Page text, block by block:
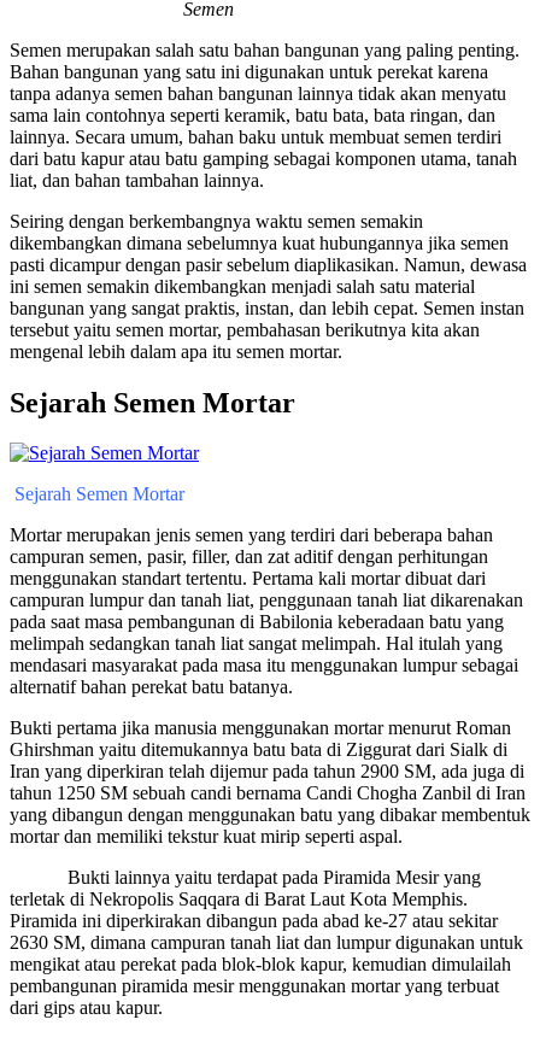
Semen
Semen merupakan salah satu bahan bangunan yang paling penting.
Bahan bangunan yang satu ini digunakan untuk perekat karena
tanpa adanya semen bahan bangunan lainnya tidak akan menyatu
sama lain contohnya seperti keramik, batu bata, bata ringan, dan
lainnya. Secara umum, bahan baku untuk membuat semen terdiri
dari batu kapur atau batu gamping sebagai komponen utama, tanah
liat, dan bahan tambahan lainnya.
Seiring dengan berkembangnya waktu semen semakin
dikembangkan dimana sebelumnya kuat hubungannya jika semen
pasti dicampur dengan pasir sebelum diaplikasikan. Namun, dewasa
ini semen semakin dikembangkan menjadi salah satu material
bangunan yang sangat praktis, instan, dan lebih cepat. Semen instan
tersebut yaitu semen mortar, pembahasan berikutnya kita akan
mengenal lebih dalam apa itu semen mortar.
Sejarah Semen Mortar
Sejarah Semen Mortar
Mortar merupakan jenis semen yang terdiri dari beberapa bahan
campuran semen, pasir, filler, dan zat aditif dengan perhitungan
menggunakan standart tertentu. Pertama kali mortar dibuat dari
campuran lumpur dan tanah liat, penggunaan tanah liat dikarenakan
pada saat masa pembangunan di Babilonia keberadaan batu yang
melimpah sedangkan tanah liat sangat melimpah. Hal itulah yang
mendasari masyarakat pada masa itu menggunakan lumpur sebagai
alternatif bahan perekat batu batanya.
Bukti pertama jika manusia menggunakan mortar menurut Roman
Ghirshman yaitu ditemukannya batu bata di Ziggurat dari Sialk di
Iran yang diperkiran telah dijemur pada tahun 2900 SM, ada juga di
tahun 1250 SM sebuah candi bernama Candi Chogha Zanbil di Iran
yang dibangun dengan menggunakan batu yang dibakar membentuk
mortar dan memiliki tekstur kuat mirip seperti aspal.
Bukti lainnya yaitu terdapat pada Piramida Mesir yang
terletak di Nekropolis Saqqara di Barat Laut Kota Memphis.
Piramida ini diperkirakan dibangun pada abad ke-27 atau sekitar
2630 SM, dimana campuran tanah liat dan lumpur digunakan untuk
mengikat atau perekat pada blok-blok kapur, kemudian dimulailah
pembangunan piramida mesir menggunakan mortar yang terbuat
dari gips atau kapur.